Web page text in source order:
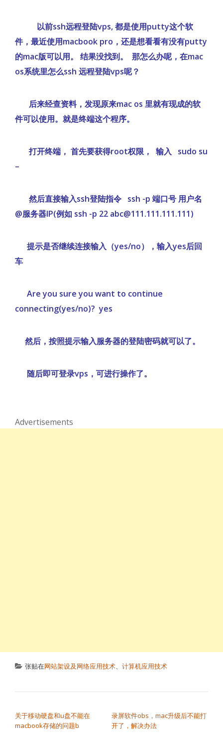
以前ssh远程登陆vps, 都是使用putty这个软
件，最近使用macbook pro，还是想看看有没有putty
的mac版可以用。 结果没找到。 那怎么办呢，在mac
os系统里怎么ssh 远程登陆vps呢？
后来经查资料，发现原来mac os 里就有现成的软
件可以使用。就是终端这个程序。
打开终端， 首先要获得root权限， 输入 sudo su
–
然后直接输入ssh登陆指令 ssh -p 端口号 用户名
@服务器IP(例如 ssh -p 22 abc@111.111.111.111)
提示是否继续连接输入（yes/no），输入yes后回
车
Are you sure you want to continue
connecting(yes/no)? yes
然后，按照提示输入服务器的登陆密码就可以了。
随后即可登录vps，可进行操作了。
Advertisements
张贴在网站架设及网络应用技术、 计算机应用技术
关于移动硬盘和u盘不能在
macbook存储的问题b
录屏软件obs，mac升级后不能打
开了，解决办法